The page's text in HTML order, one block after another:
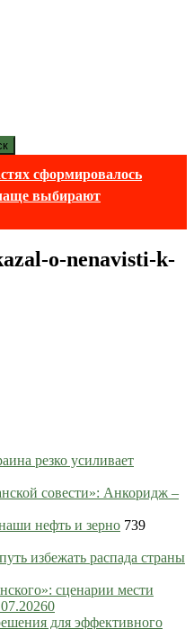
сформировалось
выбирают
o-nenavisti-k-
резко усиливает
совести»: Анкоридж –
нефть и зерно 739
избежать распада страны
сценарии мести
0
для эффективного